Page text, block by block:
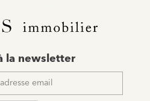
la newsletter